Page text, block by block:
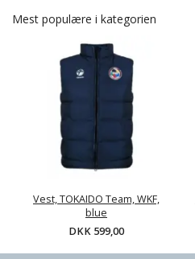
Mest populære i kategorien
Vest, TOKAIDO Team, WKF,
blue
DKK 599,00